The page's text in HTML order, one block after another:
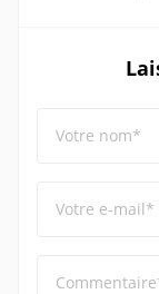
Votre nom*
Votre e-mail*